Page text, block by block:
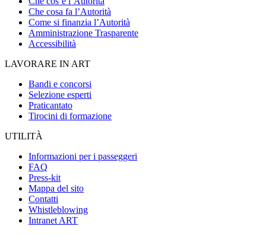
Che cosa fa l’Autorità
Come si finanzia l’Autorità
Amministrazione Trasparente
Accessibilità
LAVORARE IN ART
Bandi e concorsi
Selezione esperti
Praticantato
Tirocini di formazione
UTILITÀ
Informazioni per i passeggeri
FAQ
Press-kit
Mappa del sito
Contatti
Whistleblowing
Intranet ART